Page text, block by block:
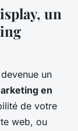
un
un
en
de votre
web, ou